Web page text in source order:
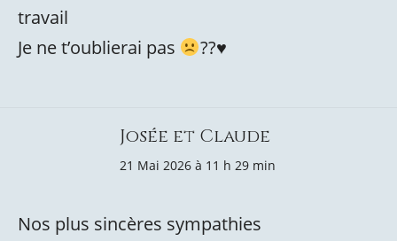
travail
Je ne t’oublierai pas
??♥️
Josée et Claude
21 Mai 2026 à 11 h 29 min
Nos plus sincères sympathies